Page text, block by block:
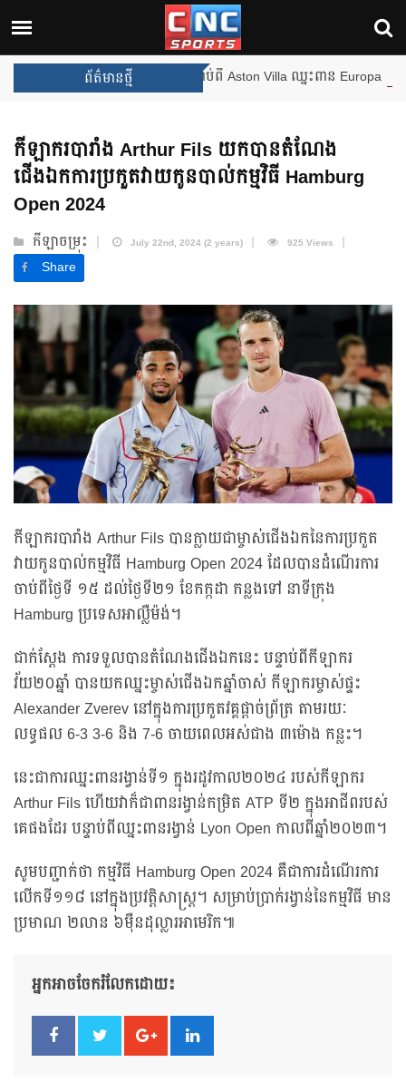
ព័ត៌មានថ្មី
នះពានរង្វាន់បន្ថែមទៀត បន្ទាប់ពី Aston Villa ឈ្នះពាន Europa League
កីឡាករបារាំង Arthur Fils យកបានតំណែង
ជើងឯកការប្រកួតវាយកូនបាល់កម្មវិធី Hamburg
Open 2024
កីឡាចម្រុះ July 22nd, 2024 (2 years) 925 Views
Share
កីឡាករបារាំង Arthur Fils បានក្លាយជាម្ចាស់ជើងឯកនៃការប្រកួត
វាយកូនបាល់កម្មវិធី Hamburg Open 2024 ដែលបានដំណើរការ
ចាប់ពីថ្ងៃទី ១៥ ដល់ថ្ងៃទី២១ ខែកក្កដា កន្លងទៅ នាទីក្រុង
Hamburg ប្រទេសអាល្លឺម៉ង់។
ជាក់ស្តែង ការទទួលបានតំណែងជើងឯកនេះ បន្ទាប់ពីកីឡាករ
វ័យ២០ឆ្នាំ បានយកឈ្នះម្ចាស់ជើងឯកឆ្នាំចាស់ កីឡាករម្ចាស់ផ្ទះ
Alexander Zverev នៅក្នុងការប្រកួតវគ្គផ្តាច់ព្រ័ត្រ តាមរយៈ
លទ្ធផល 6-3 3-6 និង 7-6 ចាយពេលអស់ជាង ៣ម៉ោង កន្លះ។
នេះជាការឈ្នះពានរង្វាន់ទី១ ក្នុងរដូវកាល២០២៤ របស់កីឡាករ
Arthur Fils ហើយវាក៏ជាពានរង្វាន់កម្រិត ATP ទី២ ក្នុងអាជីពរបស់
គេផងដែរ បន្ទាប់ពីឈ្នះពានរង្វាន់ Lyon Open កាលពីឆ្នាំ២០២៣។
សូមបញ្ជាក់ថា កម្មវិធី Hamburg Open 2024 គឺជាការដំណើរការ
លើកទី១១៨ នៅក្នុងប្រវត្តិសាស្ត្រ។ សម្រាប់ប្រាក់រង្វាន់នៃកម្មវិធី មាន
ប្រមាណ ២លាន ៦ម៉ឺនដុល្លារអាមេរិក៕
អ្នកអាចចែករំលែកដោយ៖